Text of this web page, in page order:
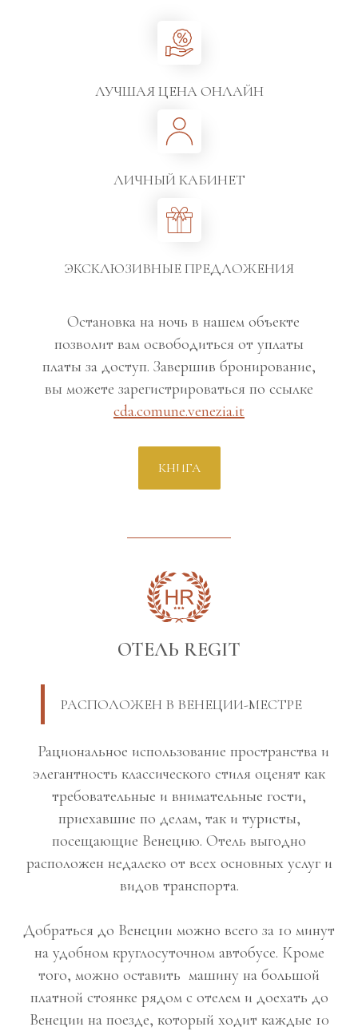
ЛУЧШАЯ ЦЕНА ОНЛАЙН
ЛИЧНЫЙ КАБИНЕТ
ЭКСКЛЮЗИВНЫЕ ПРЕДЛОЖЕНИЯ
Остановка на ночь в нашем объекте
позволит вам освободиться от уплаты
платы за доступ. Завершив бронирование,
вы можете зарегистрироваться по ссылке
cda.comune.venezia.it
КНИГА
ОТЕЛЬ REGIT
РАСПОЛОЖЕН В ВЕНЕЦИИ-МЕСТРЕ
Рациональное использование пространства и
элегантность классического стиля оценят как
требовательные и внимательные гости,
приехавшие по делам, так и туристы,
посещающие Венецию. Отель выгодно
расположен недалеко от всех основных услуг и
видов транспорта.
Добраться до Венеции можно всего за 10 минут
на удобном круглосуточном автобусе. Кроме
того, можно оставить машину на большой
платной стоянке рядом с отелем и доехать до
Венеции на поезде, который ходит каждые 10